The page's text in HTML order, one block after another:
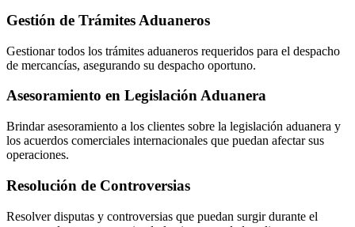
Gestión de Trámites Aduaneros
Gestionar todos los trámites aduaneros requeridos para el despacho
de mercancías, asegurando su despacho oportuno.
Asesoramiento en Legislación Aduanera
Brindar asesoramiento a los clientes sobre la legislación aduanera y
los acuerdos comerciales internacionales que puedan afectar sus
operaciones.
Resolución de Controversias
Resolver disputas y controversias que puedan surgir durante el